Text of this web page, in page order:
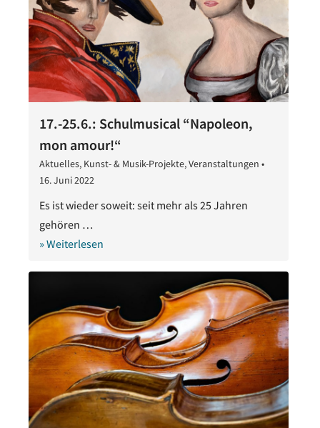
17.-25.6.: Schulmusical “Napoleon,
mon amour!“
Aktuelles, Kunst- & Musik-Projekte,Veranstaltungen •
16. Juni 2022
2022
Es ist wieder soweit: seit mehr als 25 Jahren
gehören …
» Weiterlesen